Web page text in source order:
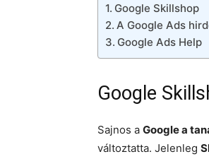
Google Skillshop
A Google Ads
Google Ads Help
Google
Sajnos a Google a
változtatta. Jelenleg